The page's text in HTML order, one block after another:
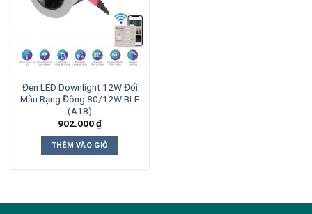
Đèn LED Downlight 12W Đổi
Màu Rạng Đông 80/12W BLE
(A18)
902.000₫
THÊM VÀO GIỎ